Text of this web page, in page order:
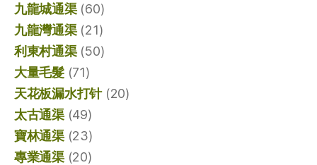
九龍城通渠(60)
九龍灣通渠(21)
利東村通渠(50)
大量毛髮(71)
天花板漏水打针(20)
太古通渠(49)
寶林通渠(23)
專業通渠(20)